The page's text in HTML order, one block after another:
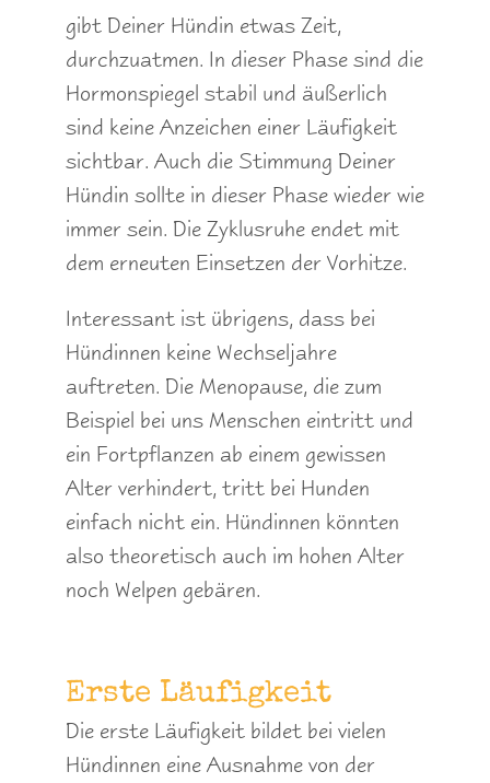
gibt Deiner Hündin etwas Zeit,
durchzuatmen. In dieser Phase sind die
Hormonspiegel stabil und äußerlich
sind keine Anzeichen einer Läufigkeit
sichtbar. Auch die Stimmung Deiner
Hündin sollte in dieser Phase wieder wie
immer sein. Die Zyklusruhe endet mit
dem erneuten Einsetzen der Vorhitze.
Interessant ist übrigens, dass bei
Hündinnen keine Wechseljahre
auftreten. Die Menopause, die zum
Beispiel bei uns Menschen eintritt und
ein Fortpflanzen ab einem gewissen
Alter verhindert, tritt bei Hunden
einfach nicht ein. Hündinnen könnten
also theoretisch auch im hohen Alter
noch Welpen gebären.
Erste Läufigkeit
Die erste Läufigkeit bildet bei vielen
Hündinnen eine Ausnahme von der